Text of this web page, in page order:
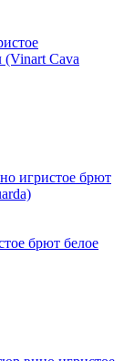
(Vinart Cava
брют белое